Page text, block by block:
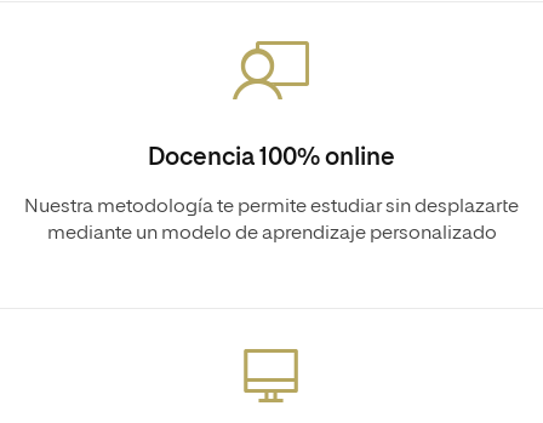
Docencia 100% online
Nuestra metodología te permite estudiar sin desplazarte
mediante un modelo de aprendizaje personalizado